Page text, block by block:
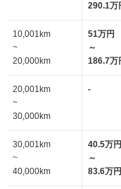
290.1万
10,001km
~
20,000km
51万円
～
186.7万
20,001km
~
30,000km
-
30,001km
~
40,000km
40.5万円
～
83.6万円